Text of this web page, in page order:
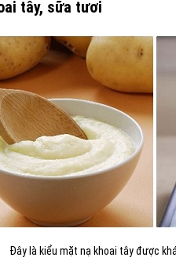
tây, sữa tươi
Đây là kiểu mặt nạ khoai tây được